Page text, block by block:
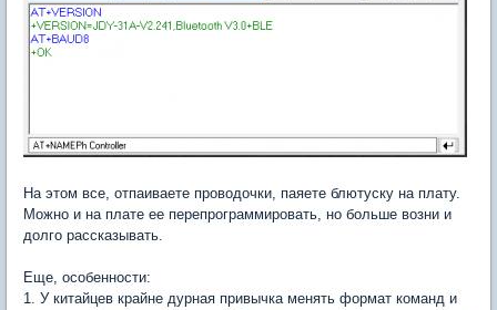
На этом все, отпаиваете проводочки, паяете блютуску на плату.
Можно и на плате ее перепрограммировать, но больше возни и
долго рассказывать.
Еще, особенности:
1. У китайцев крайне дурная привычка менять формат команд и